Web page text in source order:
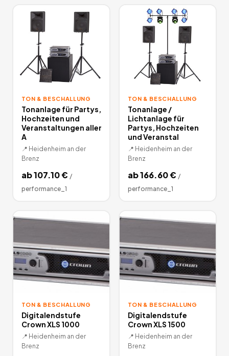
TON & BESCHALLUNG
Tonanlage für Partys,
Hochzeiten und
Veranstaltungen aller
A
📍 Heidenheim an der
Brenz
ab107.10€ /
performance_1
TON & BESCHALLUNG
Tonanlage /
Lichtanlage für
Partys, Hochzeiten
und Veranstal
📍 Heidenheim an der
Brenz
ab166.60€ /
performance_1
TON & BESCHALLUNG
Digitalendstufe
Crown XLS 1000
📍 Heidenheim an der
Brenz
TON & BESCHALLUNG
Digitalendstufe
Crown XLS 1500
📍 Heidenheim an der
Brenz